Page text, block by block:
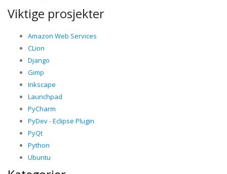
Viktige prosjekter
Amazon Web Services
CLion
Django
Gimp
Inkscape
Launchpad
PyCharm
PyDev - Eclipse Plugin
PyQt
Python
Ubuntu